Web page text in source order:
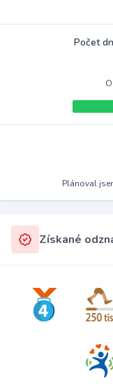
Počet
Plánoval
Získané